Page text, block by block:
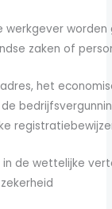
werkgever
zaken of
het
de wettelijke